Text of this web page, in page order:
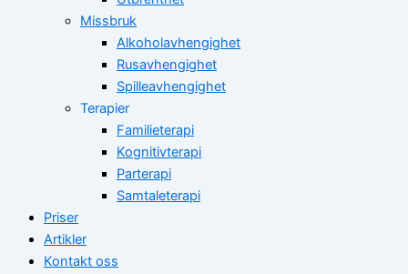
Missbruk
Alkoholavhengighet
Rusavhengighet
Spilleavhengighet
Terapier
Familieterapi
Kognitivterapi
Parterapi
Samtaleterapi
Priser
Artikler
Kontakt oss